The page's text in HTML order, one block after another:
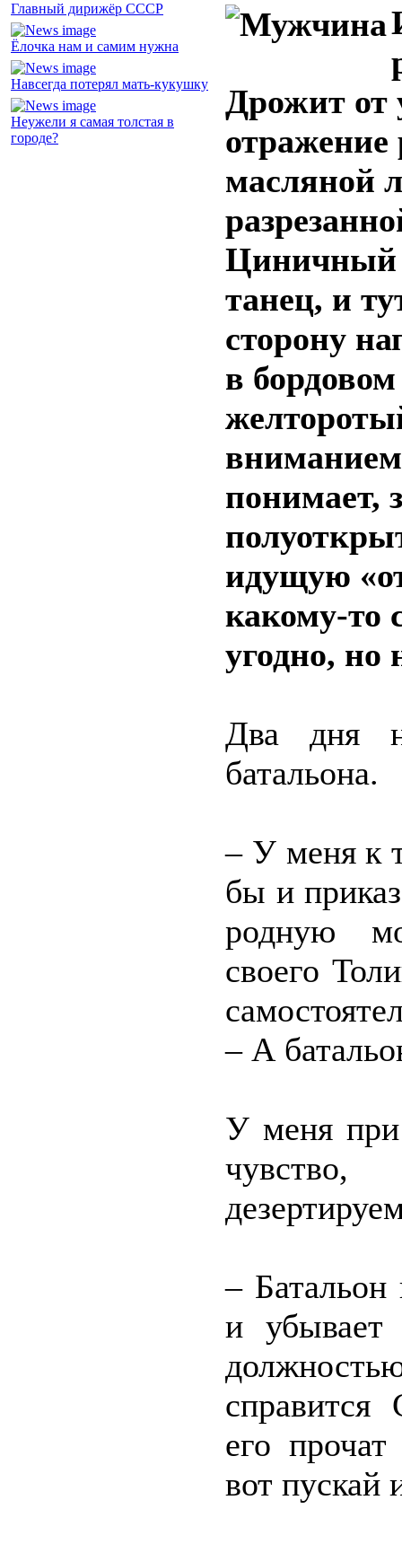
Главный дирижёр СССР
Ёлочка нам и самим нужна
Навсегда потерял мать-кукушку
Неужели я самая толстая в
городе?
Дрожит от
масляной
Циничный
танец, и
сторону
в
вниманием
понимает,
идущую
какому-то
угодно, но
Два дня
батальона.
– У меня к
бы и
родную
своего
– А
У меня при
– Батальон
и
его
вот пускай